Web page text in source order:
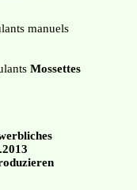
manuels
Mossettes